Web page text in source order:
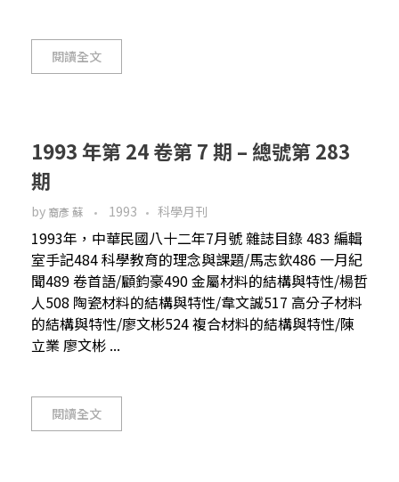
閱讀全文
1993 年第 24 卷第 7 期 – 總號第 283
期
by 裔彥 蘇 1993 科學月刊
1993年，中華民國八十二年7月號 雜誌目錄 483 編輯
室手記484 科學教育的理念與課題/馬志欽486 一月紀
聞489 卷首語/顧鈞豪490 金屬材料的結構與特性/楊哲
人508 陶瓷材料的結構與特性/韋文誠517 高分子材料
的結構與特性/廖文彬524 複合材料的結構與特性/陳
立業 廖文彬 ...
閱讀全文